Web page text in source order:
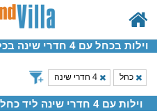
וילות בכחל עם 4 חדרי שינה בכל הארץ
כחל 4 חדרי שינה
וילות עם 4 חדרי שינה ליד כחל לנופש או למסיבה